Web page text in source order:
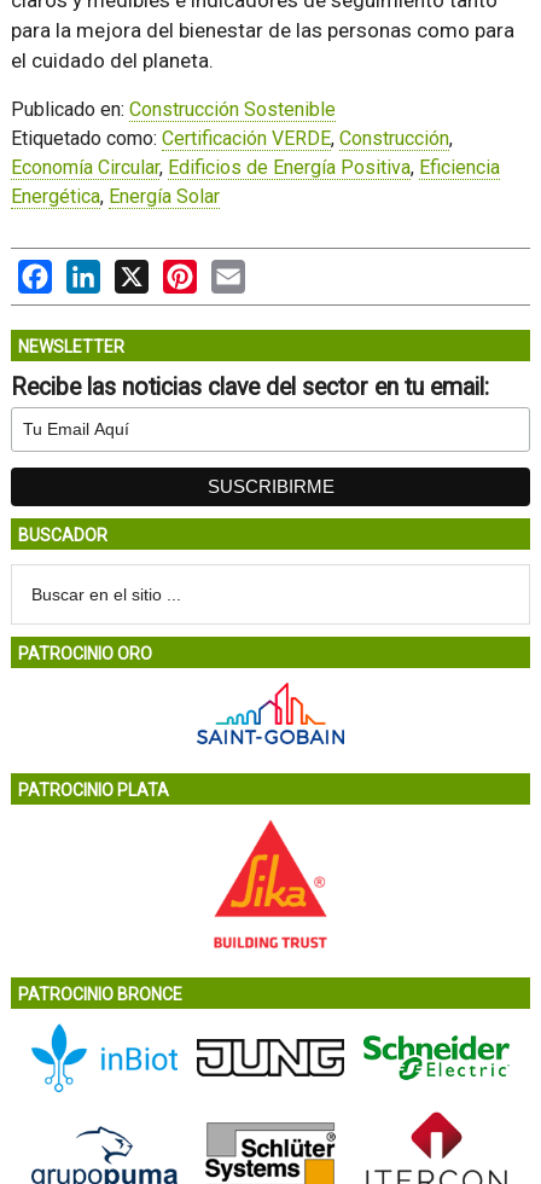
para la mejora del bienestar de las personas como para
el cuidado del planeta.
Publicado en: Construcción Sostenible
Etiquetado como: Certificación VERDE, Construcción,
Economía Circular, Edificios de Energía Positiva, Eficiencia
Energética, Energía Solar
FacebookLinkedIn
X PinterestEmail
NEWSLETTER
Recibe las noticias clave del sector en tu email:
BUSCADOR
PATROCINIO ORO
PATROCINIO PLATA
PATROCINIO BRONCE